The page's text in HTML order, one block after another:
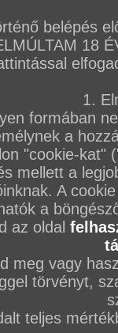
Véletlenszerű sorozat
belépés
18
1.
formában
a
"cookie-kat"
mellett a
A
a
az oldal
meg vagy
törvényt,
teljes